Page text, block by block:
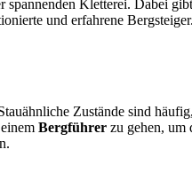
Kletterei. Dabei
und erfahrene
Zustände sind
Bergführer zu gehen, um